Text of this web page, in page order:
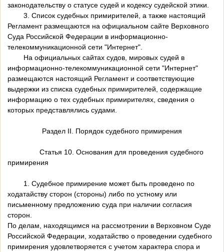
законодательству о статусе судей и кодексу судейской этики.
3. Список судебных примирителей, а также настоящий
Регламент размещаются на официальном сайте Верховного
Суда Российской Федерации в информационно-
телекоммуникационной сети "Интернет".
На официальных сайтах судов, мировых судей в
информационно-телекоммуникационной сети "Интернет"
размещаются настоящий Регламент и соответствующие
выдержки из списка судебных примирителей, содержащие
информацию о тех судебных примирителях, сведения о
которых представлялись судами.
Раздел II. Порядок судебного примирения
Статья 10. Основания для проведения судебного
примирения
1. Судебное примирение может быть проведено по
ходатайству сторон (стороны) либо по устному или
письменному предложению суда при наличии согласия
сторон.
По делам, находящимся на рассмотрении в Верховном Суде
Российской Федерации, ходатайство о проведении судебного
примирения удовлетворяется с учетом характера спора и